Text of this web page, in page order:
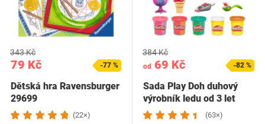
79 Kč
343 Kč
-77 %
Dětská hra Ravensburger
29699
(22×)
od 69 Kč
384 Kč
-82 %
Sada Play Doh duhový
výrobník ledu od 3 let
(63×)